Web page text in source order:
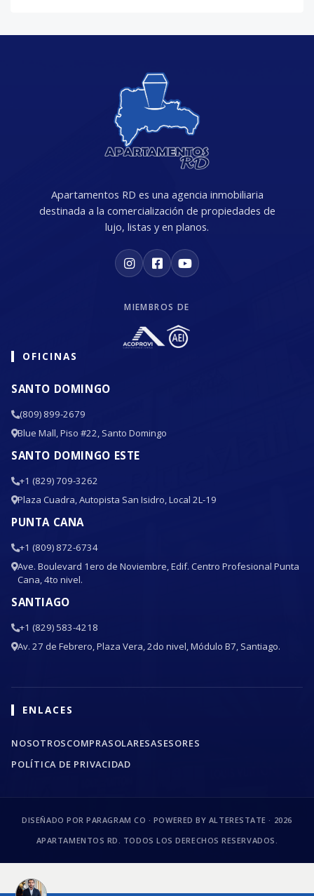
Apartamentos RD es una agencia inmobiliaria
destinada a la comercialización de propiedades de
lujo, listas y en planos.
MIEMBROS DE
OFICINAS
SANTO DOMINGO
(809) 899-2679
Blue Mall, Piso #22, Santo Domingo
SANTO DOMINGO ESTE
+1 (829) 709-3262
Plaza Cuadra, Autopista San Isidro, Local 2L-19
PUNTA CANA
+1 (809) 872-6734
Ave. Boulevard 1ero de Noviembre, Edif. Centro Profesional Punta
Cana, 4to nivel.
SANTIAGO
+1 (829) 583-4218
Av. 27 de Febrero, Plaza Vera, 2do nivel, Módulo B7, Santiago.
ENLACES
NOSOTROSCOMPRASOLARESASESORES
POLÍTICA DE PRIVACIDAD
DISEÑADO POR PARAGRAM CO · POWERED BY ALTERESTATE · 2026
APARTAMENTOS RD. TODOS LOS DERECHOS RESERVADOS.